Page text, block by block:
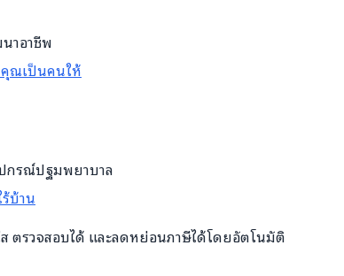
าอาชีพ
คุณเป็นคนให้
กรณ์ปฐมพยาบาล
บ้าน
ตรวจสอบได้ และลดหย่อนภาษีได้โดยอัตโนมัติ